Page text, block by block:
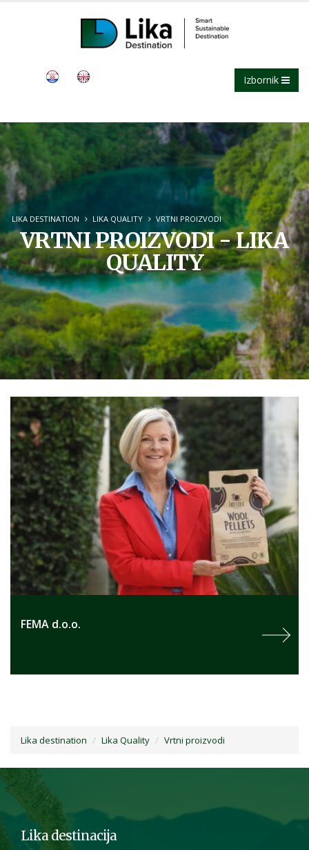
Izbornik
LIKA DESTINATION LIKA QUALITY VRTNI PROIZVODI
VRTNI PROIZVODI - LIKA
QUALITY
FEMA d.o.o.
Lika destination Lika Quality Vrtni proizvodi
Lika destinacija